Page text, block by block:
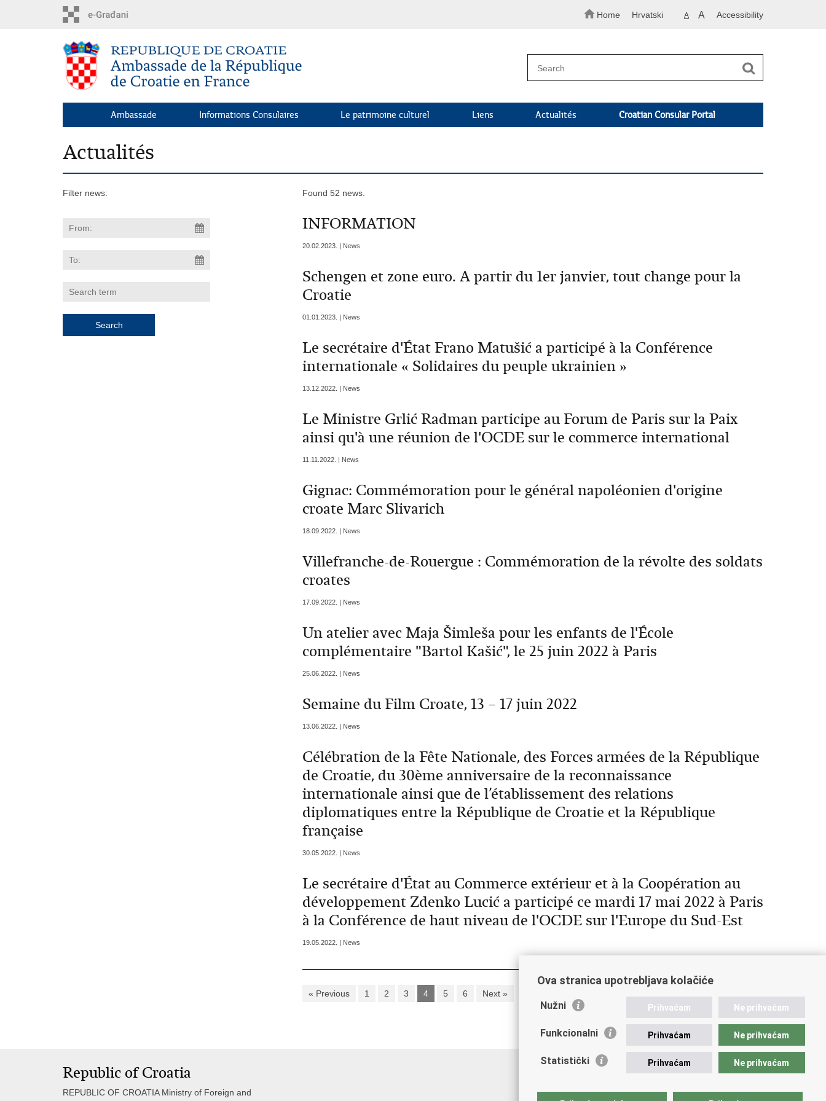
Home Hrvatski A A Accessibility
Ambassade Informations Consulaires Le patrimoine culturel Liens Actualités Croatian Consular Portal
Actualités
Filter news: Found 52 news.
INFORMATION
20.02.2023. | News
Schengen et zone euro. A partir du 1er janvier, tout change pour la
Croatie
01.01.2023. | News
Le secrétaire d'État Frano Matušić a participé à la Conférence
internationale « Solidaires du peuple ukrainien »
13.12.2022. | News
Le Ministre Grlić Radman participe au Forum de Paris sur la Paix
ainsi qu'à une réunion de l'OCDE sur le commerce international
11.11.2022. | News
Gignac: Commémoration pour le général napoléonien d'origine
croate Marc Slivarich
18.09.2022. | News
Villefranche-de-Rouergue : Commémoration de la révolte des soldats
croates
17.09.2022. | News
Un atelier avec Maja Šimleša pour les enfants de l'École
complémentaire "Bartol Kašić", le 25 juin 2022 à Paris
25.06.2022. | News
Semaine du Film Croate, 13 – 17 juin 2022
13.06.2022. | News
Célébration de la Fête Nationale, des Forces armées de la République
de Croatie, du 30ème anniversaire de la reconnaissance
internationale ainsi que de l’établissement des relations
diplomatiques entre la République de Croatie et la République
française
30.05.2022. | News
Le secrétaire d'État au Commerce extérieur et à la Coopération au
développement Zdenko Lucić a participé ce mardi 17 mai 2022 à Paris
à la Conférence de haut niveau de l'OCDE sur l'Europe du Sud-Est
19.05.2022. | News
« Previous 1 2 3 4 5 6 Next »
Republic of Croatia
REPUBLIC OF CROATIA Ministry of Foreign and
Ova stranica upotrebljava kolačiće
Nužni Prihvaćam Ne prihvaćam
Funkcionalni Prihvaćam Ne prihvaćam
Statistički Prihvaćam Ne prihvaćam